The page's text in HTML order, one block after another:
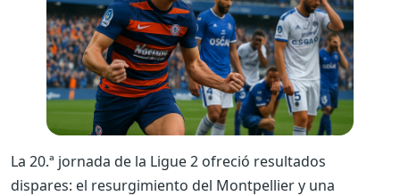
La 20.ª jornada de la Ligue 2 ofreció resultados
dispares: el resurgimiento del Montpellier y una